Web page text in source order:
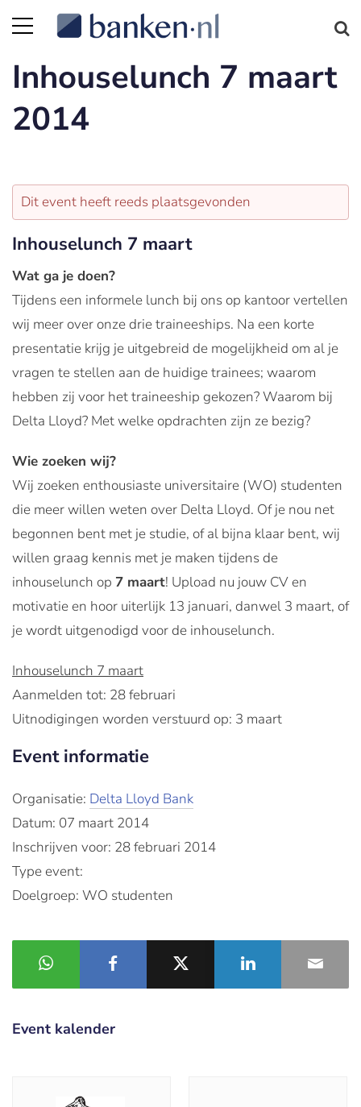
Inhouselunch 7 maart
2014
Dit event heeft reeds plaatsgevonden
Inhouselunch 7 maart
Wat ga je doen?
Tijdens een informele lunch bij ons op kantoor vertellen
wij meer over onze drie traineeships. Na een korte
presentatie krijg je uitgebreid de mogelijkheid om al je
vragen te stellen aan de huidige trainees; waarom
hebben zij voor het traineeship gekozen? Waarom bij
Delta Lloyd? Met welke opdrachten zijn ze bezig?
Wie zoeken wij?
Wij zoeken enthousiaste universitaire (WO) studenten
die meer willen weten over Delta Lloyd. Of je nou net
begonnen bent met je studie, of al bijna klaar bent, wij
willen graag kennis met je maken tijdens de
inhouselunch op 7 maart! Upload nu jouw CV en
motivatie en hoor uiterlijk 13 januari, danwel 3 maart, of
je wordt uitgenodigd voor de inhouselunch.
Inhouselunch 7 maart
Aanmelden tot: 28 februari
Uitnodigingen worden verstuurd op: 3 maart
Event informatie
Organisatie: Delta Lloyd Bank
Datum: 07 maart 2014
Inschrijven voor: 28 februari 2014
Type event:
Doelgroep: WO studenten
Event kalender